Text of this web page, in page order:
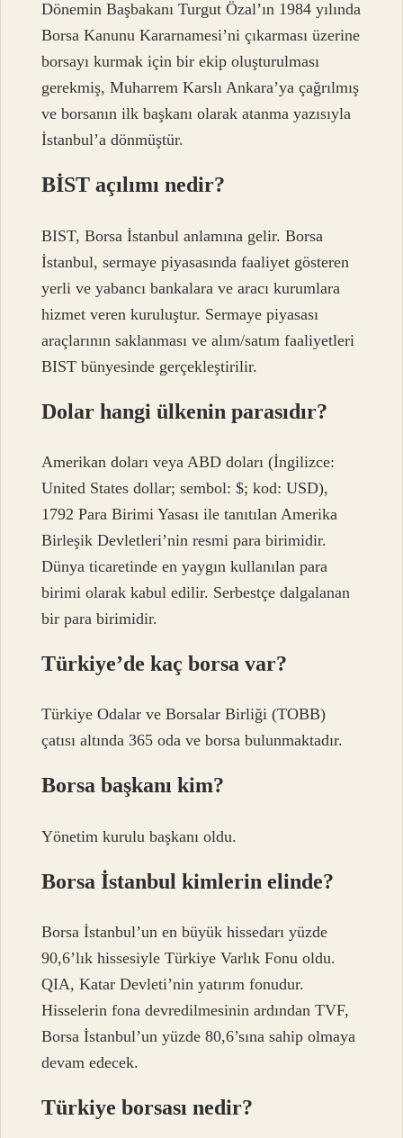
Dönemin Başbakanı Turgut Özal’ın 1984 yılında
Borsa Kanunu Kararnamesi’ni çıkarması üzerine
borsayı kurmak için bir ekip oluşturulması
gerekmiş, Muharrem Karslı Ankara’ya çağrılmış
ve borsanın ilk başkanı olarak atanma yazısıyla
İstanbul’a dönmüştür.
BİST açılımı nedir?
BIST, Borsa İstanbul anlamına gelir. Borsa
İstanbul, sermaye piyasasında faaliyet gösteren
yerli ve yabancı bankalara ve aracı kurumlara
hizmet veren kuruluştur. Sermaye piyasası
araçlarının saklanması ve alım/satım faaliyetleri
BIST bünyesinde gerçekleştirilir.
Dolar hangi ülkenin parasıdır?
Amerikan doları veya ABD doları (İngilizce:
United States dollar; sembol: $; kod: USD),
1792 Para Birimi Yasası ile tanıtılan Amerika
Birleşik Devletleri’nin resmi para birimidir.
Dünya ticaretinde en yaygın kullanılan para
birimi olarak kabul edilir. Serbestçe dalgalanan
bir para birimidir.
Türkiye’de kaç borsa var?
Türkiye Odalar ve Borsalar Birliği (TOBB)
çatısı altında 365 oda ve borsa bulunmaktadır.
Borsa başkanı kim?
Yönetim kurulu başkanı oldu.
Borsa İstanbul kimlerin elinde?
Borsa İstanbul’un en büyük hissedarı yüzde
90,6’lık hissesiyle Türkiye Varlık Fonu oldu.
QIA, Katar Devleti’nin yatırım fonudur.
Hisselerin fona devredilmesinin ardından TVF,
Borsa İstanbul’un yüzde 80,6’sına sahip olmaya
devam edecek.
Türkiye borsası nedir?